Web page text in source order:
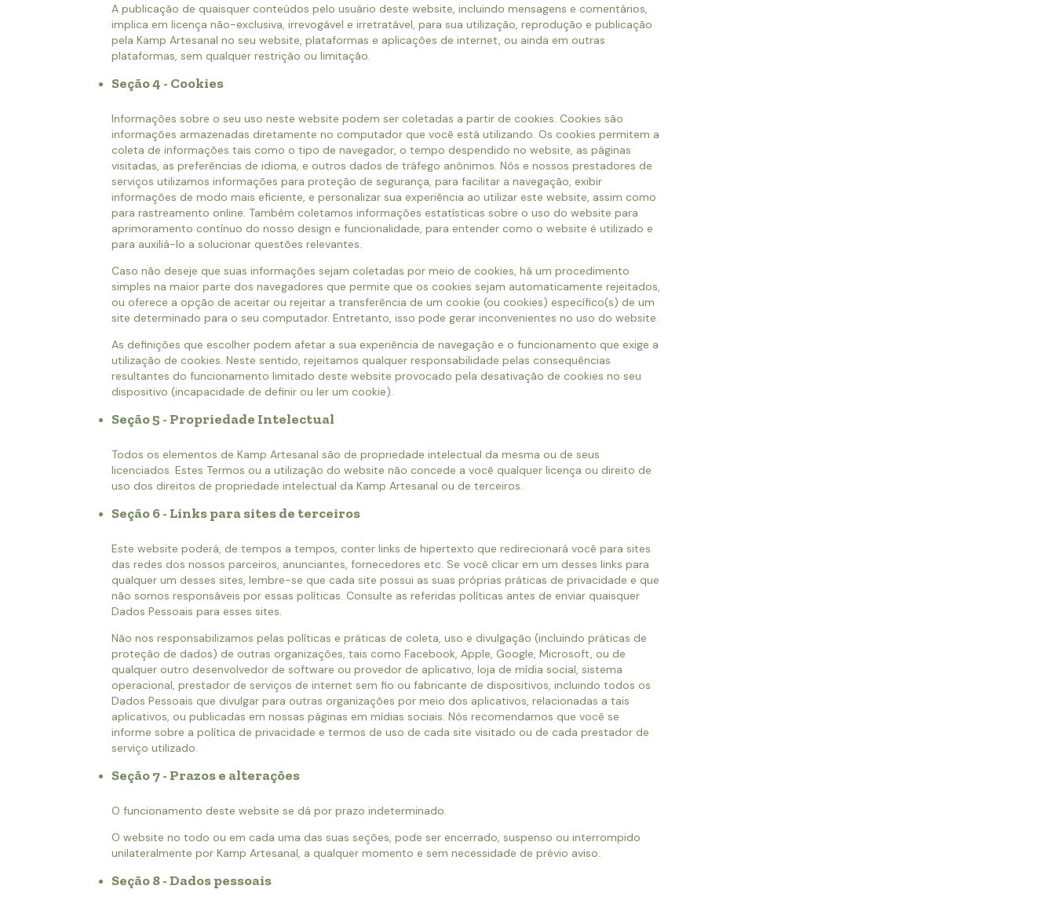
A publicação de quaisquer conteúdos pelo usuário deste website, incluindo mensagens e comentários,
implica em licença não-exclusiva, irrevogável e irretratável, para sua utilização, reprodução e publicação
pela Kamp Artesanal no seu website, plataformas e aplicações de internet, ou ainda em outras
plataformas, sem qualquer restrição ou limitação.
Seção 4 - Cookies
Informações sobre o seu uso neste website podem ser coletadas a partir de cookies. Cookies são
informações armazenadas diretamente no computador que você está utilizando. Os cookies permitem a
coleta de informações tais como o tipo de navegador, o tempo despendido no website, as páginas
visitadas, as preferências de idioma, e outros dados de tráfego anônimos. Nós e nossos prestadores de
serviços utilizamos informações para proteção de segurança, para facilitar a navegação, exibir
informações de modo mais eficiente, e personalizar sua experiência ao utilizar este website, assim como
para rastreamento online. Também coletamos informações estatísticas sobre o uso do website para
aprimoramento contínuo do nosso design e funcionalidade, para entender como o website é utilizado e
para auxiliá-lo a solucionar questões relevantes.
Caso não deseje que suas informações sejam coletadas por meio de cookies, há um procedimento
simples na maior parte dos navegadores que permite que os cookies sejam automaticamente rejeitados,
ou oferece a opção de aceitar ou rejeitar a transferência de um cookie (ou cookies) específico(s) de um
site determinado para o seu computador. Entretanto, isso pode gerar inconvenientes no uso do website.
As definições que escolher podem afetar a sua experiência de navegação e o funcionamento que exige a
utilização de cookies. Neste sentido, rejeitamos qualquer responsabilidade pelas consequências
resultantes do funcionamento limitado deste website provocado pela desativação de cookies no seu
dispositivo (incapacidade de definir ou ler um cookie).
Seção 5 - Propriedade Intelectual
Todos os elementos de Kamp Artesanal são de propriedade intelectual da mesma ou de seus
licenciados. Estes Termos ou a utilização do website não concede a você qualquer licença ou direito de
uso dos direitos de propriedade intelectual da Kamp Artesanal ou de terceiros.
Seção 6 - Links para sites de terceiros
Este website poderá, de tempos a tempos, conter links de hipertexto que redirecionará você para sites
das redes dos nossos parceiros, anunciantes, fornecedores etc. Se você clicar em um desses links para
qualquer um desses sites, lembre-se que cada site possui as suas próprias práticas de privacidade e que
não somos responsáveis por essas políticas. Consulte as referidas políticas antes de enviar quaisquer
Dados Pessoais para esses sites.
Não nos responsabilizamos pelas políticas e práticas de coleta, uso e divulgação (incluindo práticas de
proteção de dados) de outras organizações, tais como Facebook, Apple, Google, Microsoft, ou de
qualquer outro desenvolvedor de software ou provedor de aplicativo, loja de mídia social, sistema
operacional, prestador de serviços de internet sem fio ou fabricante de dispositivos, incluindo todos os
Dados Pessoais que divulgar para outras organizações por meio dos aplicativos, relacionadas a tais
aplicativos, ou publicadas em nossas páginas em mídias sociais. Nós recomendamos que você se
informe sobre a política de privacidade e termos de uso de cada site visitado ou de cada prestador de
serviço utilizado.
Seção 7 - Prazos e alterações
O funcionamento deste website se dá por prazo indeterminado.
O website no todo ou em cada uma das suas seções, pode ser encerrado, suspenso ou interrompido
unilateralmente por Kamp Artesanal, a qualquer momento e sem necessidade de prévio aviso.
Seção 8 - Dados pessoais